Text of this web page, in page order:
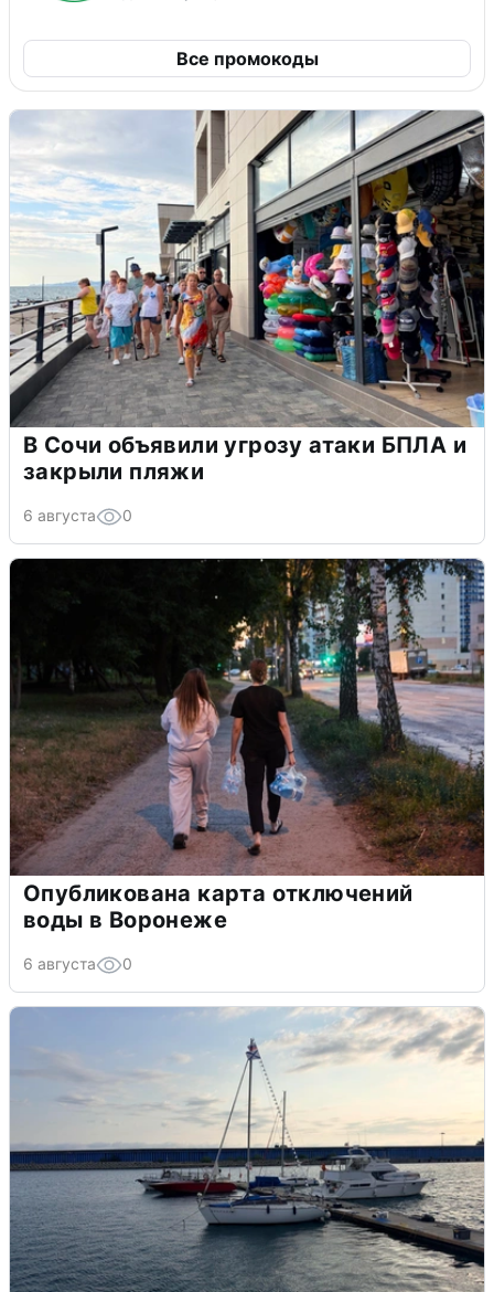
Все промокоды
В Сочи объявили угрозу атаки БПЛА и
закрыли пляжи
6 августа 0
Опубликована карта отключений
воды в Воронеже
6 августа 0